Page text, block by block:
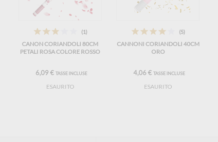
(1)
CANON CORIANDOLI 80CM
PETALI ROSA COLORE ROSSO
6,09 € TASSE INCLUSE
ESAURITO
(5)
CANNONI CORIANDOLI 40CM
ORO
4,06 € TASSE INCLUSE
ESAURITO